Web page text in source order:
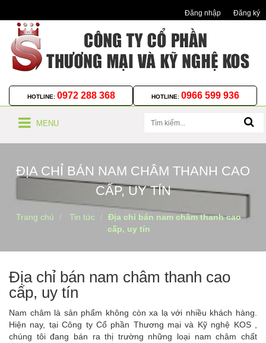
Đăng nhập Đăng ký
HOTLINE: 0972 288 368 HOTLINE: 0966 599 936
MENU
ĐỊA CHỈ BÁN NAM CHÂM THANH CAO
CẤP, UY TÍN
Trang chủ Tin tức
Địa chỉ bán nam châm thanh cao
cấp, uy tín
Địa chỉ bán nam châm thanh cao
cấp, uy tín
Nam châm là sản phẩm không còn xa lạ với nhiều khách hàng.
Hiện nay, tại Công ty Cổ phần Thương mại và Kỹ nghệ KOS ,
chúng tôi đang bán ra thị trường những loại nam châm chất